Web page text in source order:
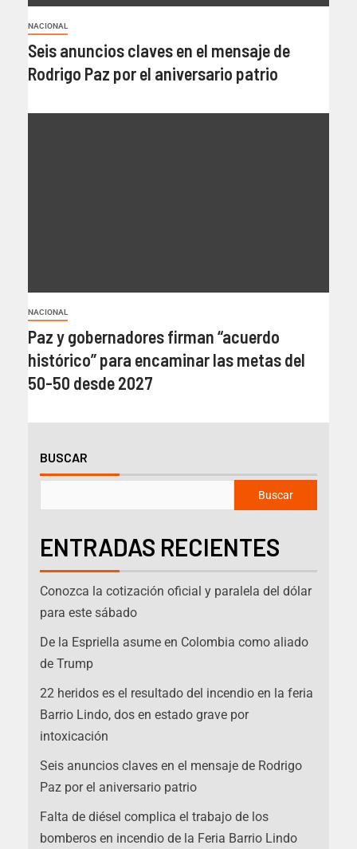
NACIONAL
Seis anuncios claves en el mensaje de
Rodrigo Paz por el aniversario patrio
NACIONAL
Paz y gobernadores firman “acuerdo
histórico” para encaminar las metas del
50-50 desde 2027
BUSCAR
Buscar
ENTRADAS RECIENTES
Conozca la cotización oficial y paralela del dólar
para este sábado
De la Espriella asume en Colombia como aliado
de Trump
22 heridos es el resultado del incendio en la feria
Barrio Lindo, dos en estado grave por
intoxicación
Seis anuncios claves en el mensaje de Rodrigo
Paz por el aniversario patrio
Falta de diésel complica el trabajo de los
bomberos en incendio de la Feria Barrio Lindo